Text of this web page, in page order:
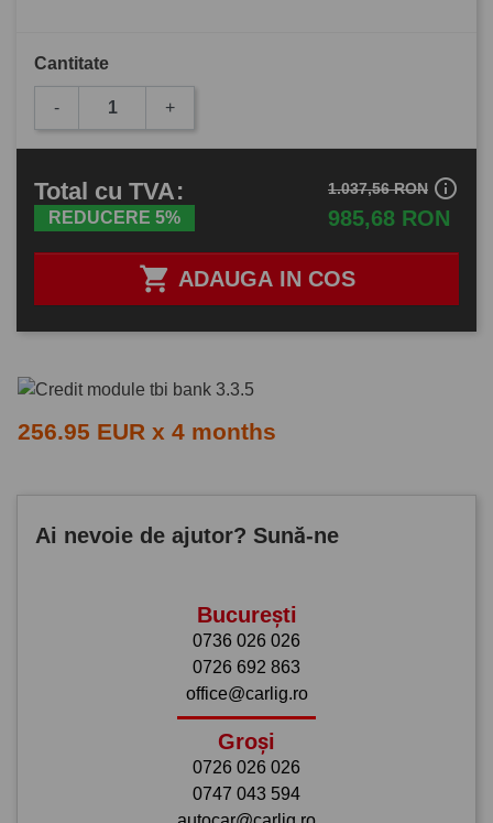
Cantitate
- +
 ADAUGA IN COS
Total cu TVA:
REDUCERE 5% 985,68 RON
1.037,56 RON info_outline
256.95 EUR x 4 months
Ai nevoie de ajutor? Sună-ne
București
0736 026 026
0726 692 863
office@carlig.ro
Groși
0726 026 026
0747 043 594